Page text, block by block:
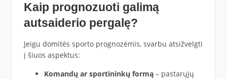
Kaip prognozuoti galimą
autsaiderio pergalę?
Jeigu domitės sporto prognozėmis, svarbu atsižvelgti
į šiuos aspektus:
Komandų ar sportininkų formą– pastarųjų